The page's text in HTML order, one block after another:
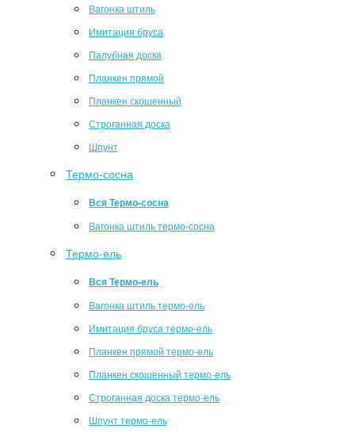
Вагонка штиль
Имитация бруса
Палубная доска
Планкен прямой
Планкен скошенный
Строганная доска
Шпунт
Термо-сосна
Вся Термо-сосна
Вагонка штиль термо-сосна
Термо-ель
Вся Термо-ель
Вагонка штиль термо-ель
Имитация бруса термо-ель
Планкен прямой термо-ель
Планкен скошенный термо-ель
Строганная доска термо-ель
Шпунт термо-ель